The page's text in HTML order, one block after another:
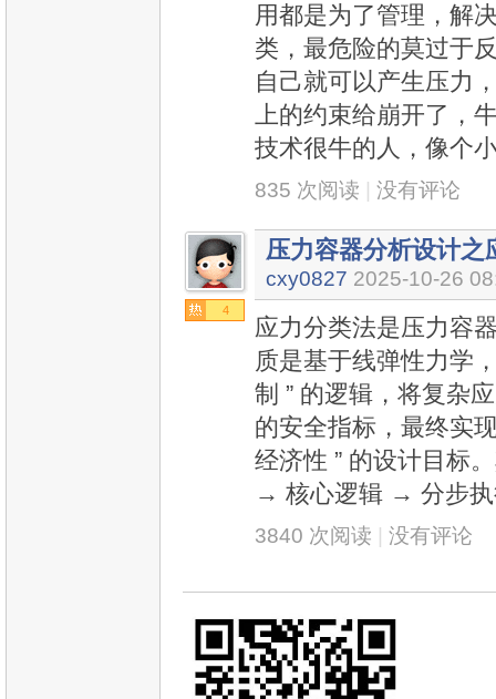
用都是为了管理，解
类，最危险的莫过于
自己就可以产生压力
上的约束给崩开了，
技术很牛的人，像个
835 次阅读 没有评论
4
压力容器分析设计之
cxy0827 2025-10-26
应力分类法是压力容
质是基于线弹性力学
制 ” 的逻辑，将复杂
的安全指标，最终实
经济性 ” 的设计目标
→ 核心逻辑 → 分步
3840 次阅读 没有评论